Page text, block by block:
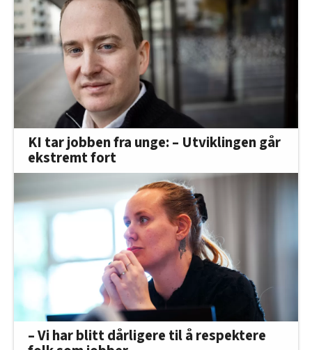
KI tar jobben fra unge: – Utviklingen går
ekstremt fort
– Vi har blitt dårligere til å respektere